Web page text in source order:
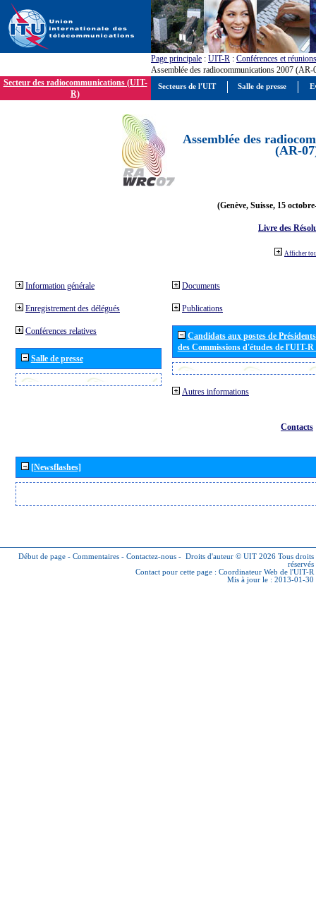
Page principale : UIT-R : Conférences et réunions
Assemblée des radiocommunications 2007 (AR-
Secteur des radiocommunications (UIT-
R)
Assemblée des
(AR-
(Genève, Suisse, 15
Livre des
Afficher
Information générale
Enregistrement des délégués
Conférences relatives
Salle de presse
Documents
Publications
Candidats aux postes de
des Commissions d'études de l'UIT-
Autres informations
Contacts
[Newsflashes]
Début de page - Commentaires - Contactez-nous - Droits d'auteur © UIT 2026 Tous droits
réservés
Contact pour cette page : Coordinateur Web de l'UIT-R
Mis à jour le : 2013-01-30
Secteurs de l'UIT Salle de presse